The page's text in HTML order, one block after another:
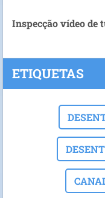
Inspecção vídeo de
ETIQUETAS